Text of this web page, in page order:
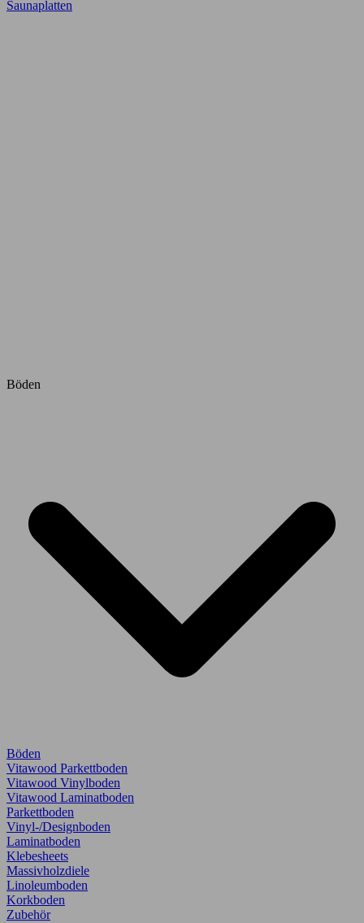
Saunaplatten
Böden
Böden
Vitawood Parkettboden
Vitawood Vinylboden
Vitawood Laminatboden
Parkettboden
Vinyl-/Designboden
Laminatboden
Klebesheets
Massivholzdiele
Linoleumboden
Korkboden
Zubehör